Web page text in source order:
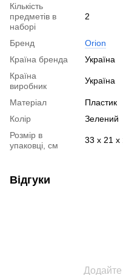
Кількість
предметів в
наборі
2
Бренд
Orion
Країна бренда
Україна
Країна
виробник
Україна
Матеріал
Пластик
Колір
Зелений
Розмір в
упаковці, см
33 х 21 х
Відгуки
Додайте